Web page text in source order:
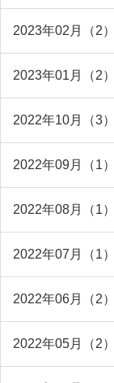
2023年02月（2）
2023年01月（2）
2022年10月（3）
2022年09月（1）
2022年08月（1）
2022年07月（1）
2022年06月（2）
2022年05月（2）